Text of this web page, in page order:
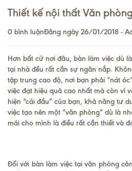
Thiết kế nội thất Văn
Đăng ngày 26/01/2018 -
0 bình luận
Hơn bất cứ nơi đâu, bàn làm việc dù
tại nhà đều rất cần sự ngăn nắp.
tập trung cao độ, nơi bạn phải “nát
việc đạt hiệu quả cao nhất mà còn vì
hiện “cái đầu” của bạn, khả năng tư
việc tạo nên một “văn phòng” dù là
mái cho mình là điều rất cần thiết và
Đối với bàn làm việc tại văn phòng